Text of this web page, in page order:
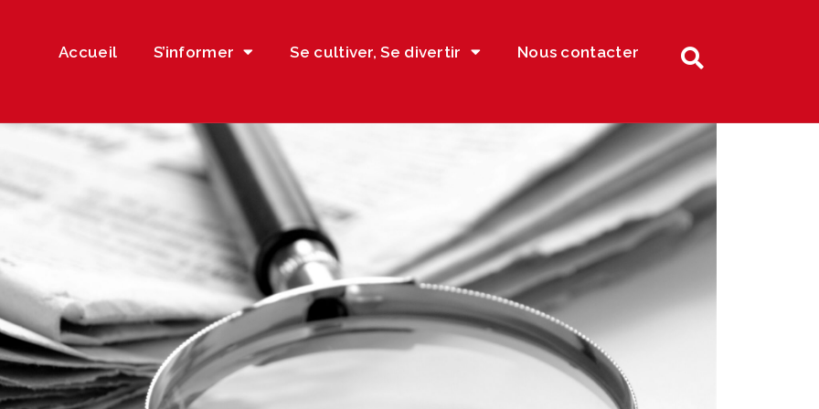
Accueil S’informer Se cultiver, Se divertir Nous contacter